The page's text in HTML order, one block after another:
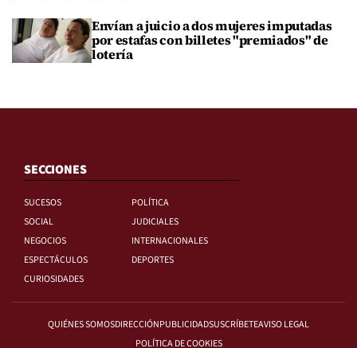
Envían a juicio a dos mujeres imputadas
por estafas con billetes "premiados" de
lotería
SECCIONES
SUCESOS
POLÍTICA
SOCIAL
JUDICIALES
NEGOCIOS
INTERNACIONALES
ESPECTÁCULOS
DEPORTES
CURIOSIDADES
QUIÉNES SOMOSDIRECCIÓNPUBLICIDADSUSCRÍBETEAVISO LEGAL
POLÍTICA DE COOKIES